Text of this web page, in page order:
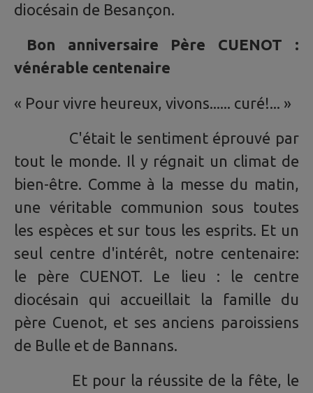
diocésain de Besançon.
Bon anniversaire Père CUENOT :
vénérable centenaire
« Pour vivre heureux, vivons...... curé!... »
C'était le sentiment éprouvé par
tout le monde. Il y régnait un climat de
bien-être. Comme à la messe du matin,
une véritable communion sous toutes
les espèces et sur tous les esprits. Et un
seul centre d'intérêt, notre centenaire:
le père CUENOT. Le lieu : le centre
diocésain qui accueillait la famille du
père Cuenot, et ses anciens paroissiens
de Bulle et de Bannans.
Et pour la réussite de la fête, le